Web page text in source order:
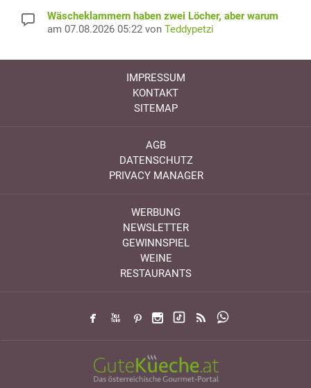
Wäscheklammern haben zwei Löcher, aber warum
am 07.08.2026 05:22 von Teddypetzi
IMPRESSUM
KONTAKT
SITEMAP
AGB
DATENSCHUTZ
PRIVACY MANAGER
WERBUNG
NEWSLETTER
GEWINNSPIEL
WEINE
RESTAURANTS